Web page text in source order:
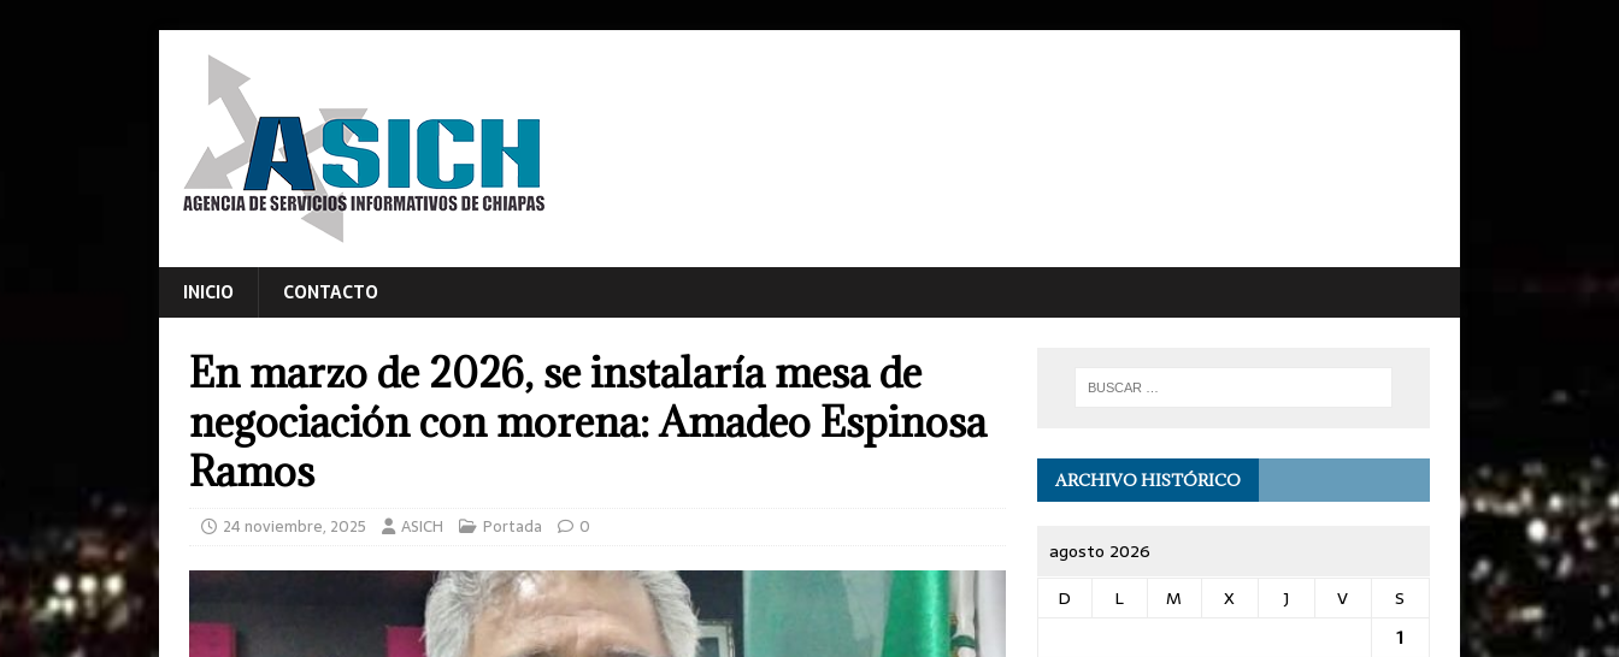
INICIO CONTACTO
En marzo de 2026, se instalaría mesa de
negociación con morena: Amadeo Espinosa
Ramos
24 noviembre, 2025 ASICH Portada 0
ARCHIVO HISTÓRICO
agosto 2026
D
L M X J V
S
1